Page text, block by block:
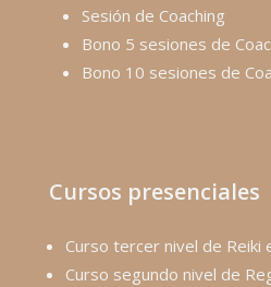
Sesión de Coaching
Bono 5 sesiones de
Bono 10 sesiones de
Cursos presenciales
Curso tercer nivel de Reiki
Curso segundo nivel de